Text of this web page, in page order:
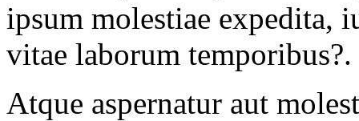
ipsum molestiae expedita,
vitae laborum temporibus?.
Atque aspernatur aut